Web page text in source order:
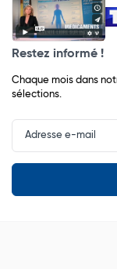
Restez informé !
Chaque mois dans
sélections.
Input
Newsletter